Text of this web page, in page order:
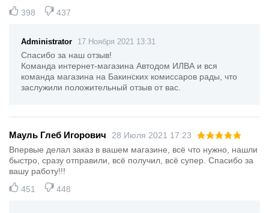
398
437
Administrator 17 Ноября 2021 13:31
Спасибо за наш отзыв!
Команда интернет-магазина Автодом ИЛВА и вся
команда магазина на Бакинских комиссаров рады, что
заслужили положительный отзыв от вас.
Мауль Глеб Игорович
28 Июля 2021 17:23
Впервые делал заказ в вашем магазине, всё что нужно, нашли
быстро, сразу отправили, всё получил, всё супер. Спасибо за
вашу работу!!!
451
448